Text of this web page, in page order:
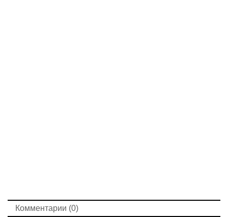
Комментарии (0)